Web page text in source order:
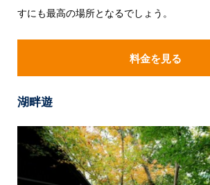
すにも最高の場所となるでしょう。
料金を見る
湖畔遊